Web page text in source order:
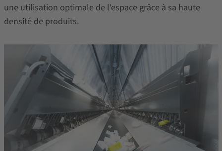
une utilisation optimale de l'espace grâce à sa haute
densité de produits.